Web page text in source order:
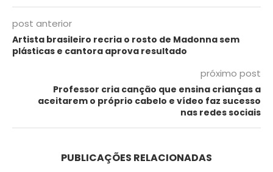
post anterior
Artista brasileiro recria o rosto de Madonna sem
plásticas e cantora aprova resultado
próximo post
Professor cria canção que ensina crianças a
aceitarem o próprio cabelo e vídeo faz sucesso
nas redes sociais
PUBLICAÇÕES RELACIONADAS